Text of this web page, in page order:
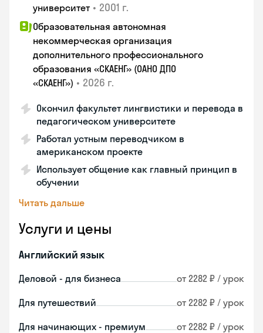
университет • 2001 г.
Образовательная автономная
некоммерческая организация
дополнительного профессионального
образования «СКАЕНГ» (ОАНО ДПО
«СКАЕНГ») • 2026 г.
Окончил факультет лингвистики и перевода в
педагогическом университете
Работал устным переводчиком в
американском проекте
Использует общение как главный принцип в
обучении
Читать дальше
Услуги и цены
Английский язык
Деловой - для бизнеса от 2282 ₽ / урок
Для путешествий от 2282 ₽ / урок
Для начинающих - премиум от 2282 ₽ / урок